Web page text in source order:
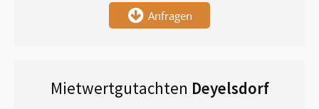
Anfragen
Mietwertgutachten Deyelsdorf